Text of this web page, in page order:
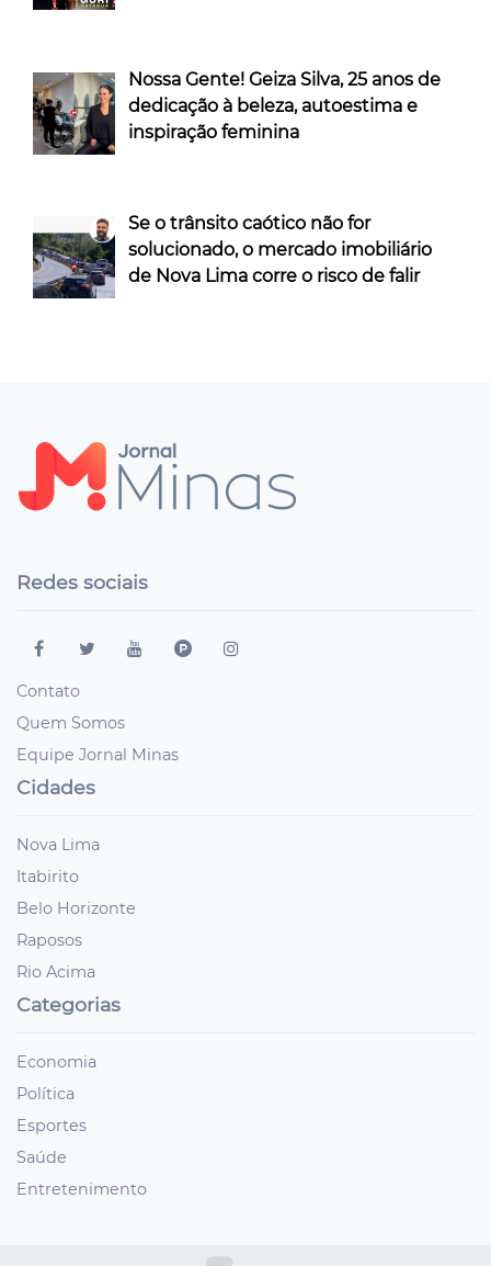
Nossa Gente! Geiza Silva, 25 anos de
dedicação à beleza, autoestima e
inspiração feminina
Se o trânsito caótico não for
solucionado, o mercado imobiliário
de Nova Lima corre o risco de falir
Redes sociais
Contato
Quem Somos
Equipe Jornal Minas
Cidades
Nova Lima
Itabirito
Belo Horizonte
Raposos
Rio Acima
Categorias
Economia
Política
Esportes
Saúde
Entretenimento